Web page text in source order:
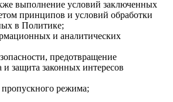
выполнение условий заключенных
принципов и условий обработки
в Политике;
и аналитических
предотвращение
защита законных интересов
режима;